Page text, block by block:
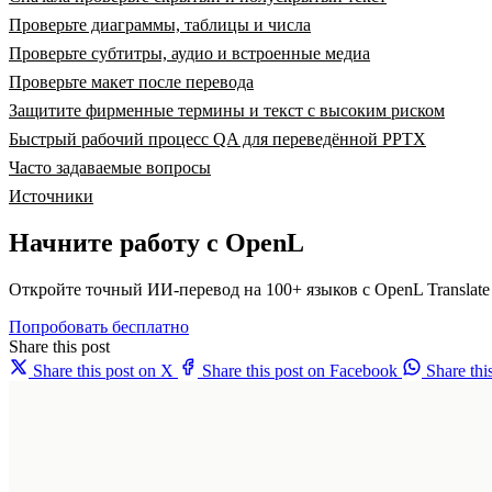
Проверьте диаграммы, таблицы и числа
Проверьте субтитры, аудио и встроенные медиа
Проверьте макет после перевода
Защитите фирменные термины и текст с высоким риском
Быстрый рабочий процесс QA для переведённой PPTX
Часто задаваемые вопросы
Источники
Начните работу с OpenL
Откройте точный ИИ-перевод на 100+ языков с OpenL Translate
Попробовать бесплатно
Share this post
Share this post on X
Share this post on Facebook Share